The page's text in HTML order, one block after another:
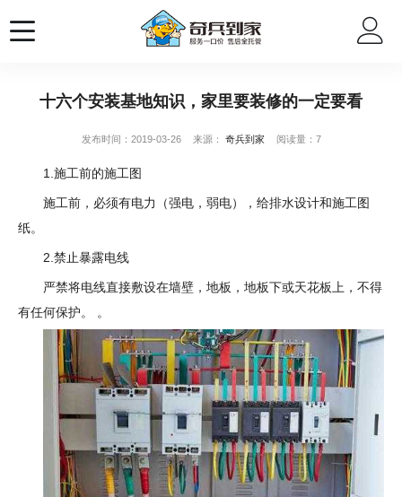
十六个安装基地知识，家里要装修的一定要看
发布时间：2019-03-26 来源： 奇兵到家 阅读量：7
1.施工前的施工图
施工前，必须有电力（强电，弱电），给排水设计和施工图
纸。
2.禁止暴露电线
严禁将电线直接敷设在墙壁，地板，地板下或天花板上，不得
有任何保护。 。